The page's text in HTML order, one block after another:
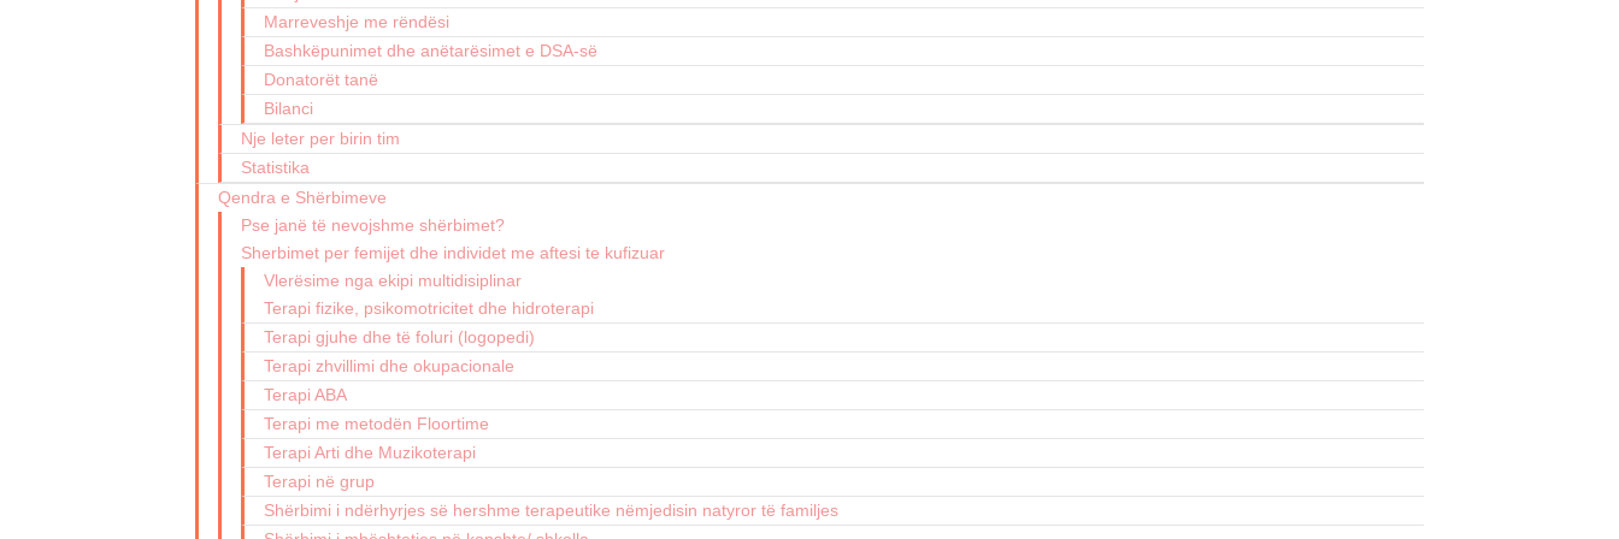
Marreveshje me rëndësi
Bashkëpunimet dhe anëtarësimet e DSA-së
Donatorët tanë
Bilanci
Nje leter per birin tim
Statistika
Qendra e Shërbimeve
Pse janë të nevojshme shërbimet?
Sherbimet per femijet dhe individet me aftesi te kufizuar
Vlerësime nga ekipi multidisiplinar
Terapi fizike, psikomotricitet dhe hidroterapi
Terapi gjuhe dhe të foluri (logopedi)
Terapi zhvillimi dhe okupacionale
Terapi ABA
Terapi me metodën Floortime
Terapi Arti dhe Muzikoterapi
Terapi në grup
Shërbimi i ndërhyrjes së hershme terapeutike nëmjedisin natyror të familjes